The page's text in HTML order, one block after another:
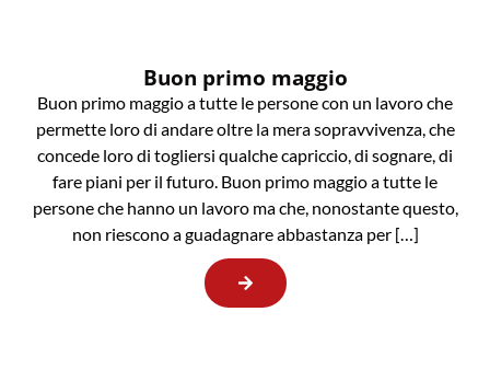
Buon primo maggio
Buon primo maggio a tutte le persone con un lavoro che
permette loro di andare oltre la mera sopravvivenza, che
concede loro di togliersi qualche capriccio, di sognare, di
fare piani per il futuro. Buon primo maggio a tutte le
persone che hanno un lavoro ma che, nonostante questo,
non riescono a guadagnare abbastanza per […]